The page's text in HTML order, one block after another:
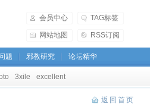
会员中心 TAG标签
网站地图 RSS订阅
题 邪教研究 论坛精华
3xile excellent
返回首页